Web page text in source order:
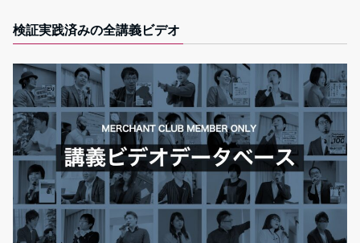
検証実践済みの全講義ビデオ